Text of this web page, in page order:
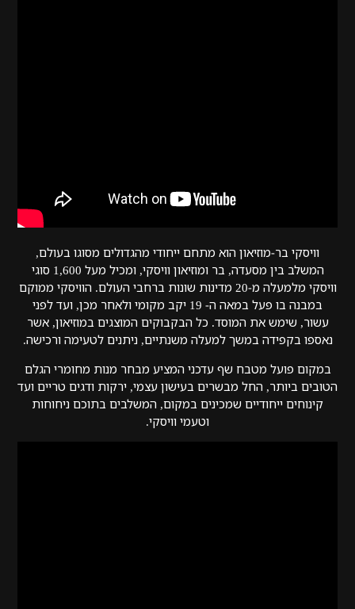
וויסקי בר-מוזיאון הוא מתחם ייחודי מהגדולים מסוגו בעולם,
המשלב בין מסעדה, בר ומוזיאון וויסקי, ומכיל מעל 1,600 סוגי
וויסקי מלמעלה מ-20 מדינות שונות ברחבי העולם. הוויסקי ממוקם
במבנה בו פעל במאה ה- 19 יקב מקומי ולאחר מכן, ועד לפני
עשור, שימש את המוסד. כל הבקבוקים המוצגים במוזיאון, אשר
נאספו בקפידה במשך למעלה משנתיים, ניתנים לטעימה ורכישה.
במקום פועל מטבח שף עדכני המציע מבחר מנות מחומרי הגלם
הטובים ביותר, החל מבשרים בעישון עצמי, ירקות ודגים טריים ועד
קינוחים ייחודיים שמכינים במקום, המשלבים בתוכם ניחוחות
וטעמי וויסקי.